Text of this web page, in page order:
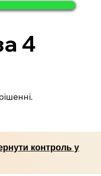
4
контроль у